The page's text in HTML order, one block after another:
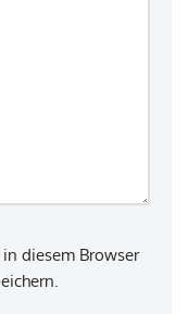
diesem Browser